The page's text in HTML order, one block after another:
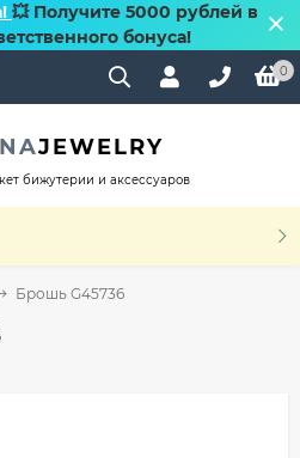
💥 Получите 5000 рублей в
бонуса!
0
JEWELRY
бижутерии и аксессуаров
Брошь G45736